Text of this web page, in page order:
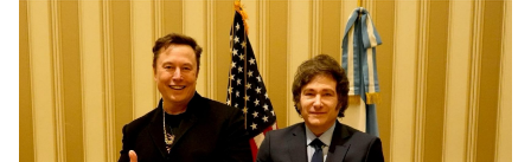
Newsletter
Spenden
Kontakt